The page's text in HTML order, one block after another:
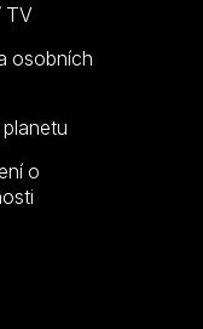
TV
osobních
o